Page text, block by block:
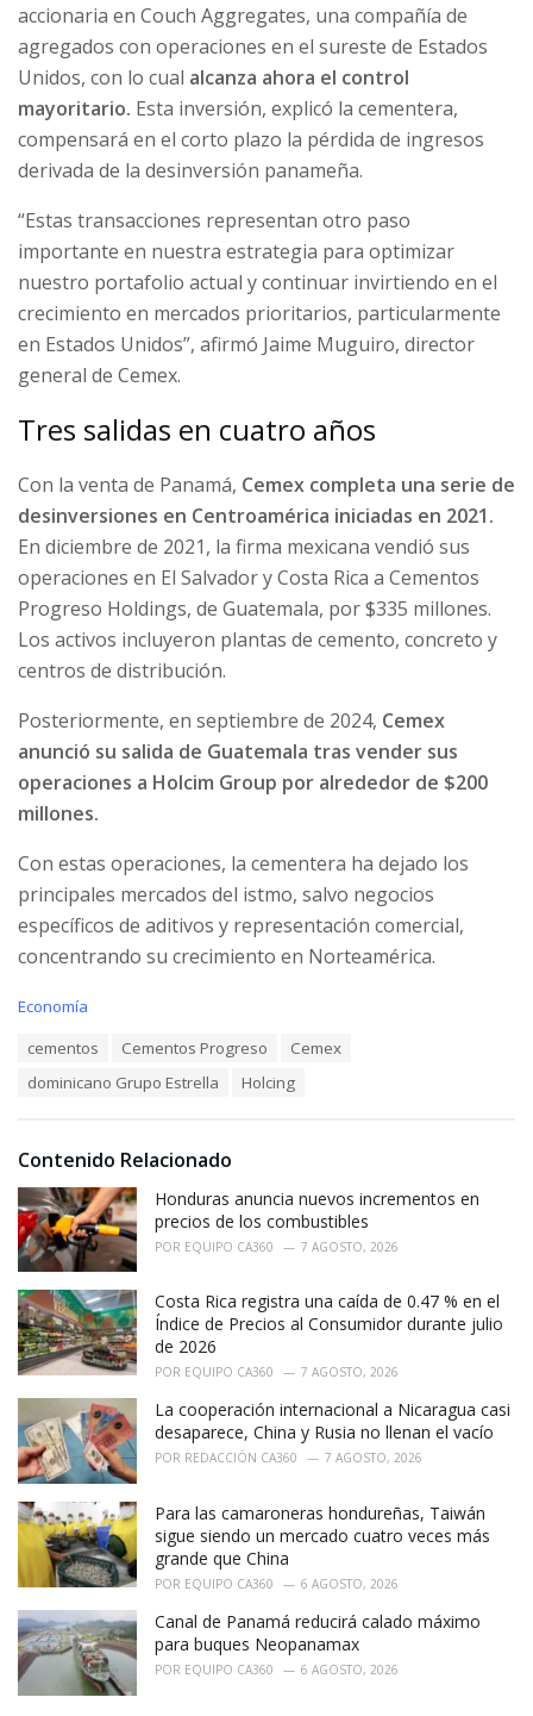
accionaria en Couch Aggregates, una compañía de
agregados con operaciones en el sureste de Estados
Unidos, con lo cual alcanza ahora el control
mayoritario. Esta inversión, explicó la cementera,
compensará en el corto plazo la pérdida de ingresos
derivada de la desinversión panameña.
“Estas transacciones representan otro paso
importante en nuestra estrategia para optimizar
nuestro portafolio actual y continuar invirtiendo en el
crecimiento en mercados prioritarios, particularmente
en Estados Unidos”, afirmó Jaime Muguiro, director
general de Cemex.
Tres salidas en cuatro años
Con la venta de Panamá, Cemex completa una serie de
desinversiones en Centroamérica iniciadas en 2021.
En diciembre de 2021, la firma mexicana vendió sus
operaciones en El Salvador y Costa Rica a Cementos
Progreso Holdings, de Guatemala, por $335 millones.
Los activos incluyeron plantas de cemento, concreto y
centros de distribución.
Posteriormente, en septiembre de 2024, Cemex
anunció su salida de Guatemala tras vender sus
operaciones a Holcim Group por alrededor de $200
millones.
Con estas operaciones, la cementera ha dejado los
principales mercados del istmo, salvo negocios
específicos de aditivos y representación comercial,
concentrando su crecimiento en Norteamérica.
C
i
:
Economía
cementos Cementos Progreso
Cemex
dominicano Grupo Estrella
Holcing
Contenido Relacionado
Honduras anuncia nuevos incrementos en
precios de los combustibles
POR EQUIPO CA360 7 AGOSTO, 2026
Costa Rica registra una caída de 0.47 % en el
Índice de Precios al Consumidor durante julio
de 2026
POR EQUIPO CA360 7 AGOSTO, 2026
La cooperación internacional a Nicaragua casi
desaparece, China y Rusia no llenan el vacío
POR REDACCIÓN CA360 7 AGOSTO, 2026
Para las camaroneras hondureñas, Taiwán
sigue siendo un mercado cuatro veces más
grande que China
POR EQUIPO CA360 6 AGOSTO, 2026
Canal de Panamá reducirá calado máximo
para buques Neopanamax
POR EQUIPO CA360 6 AGOSTO, 2026